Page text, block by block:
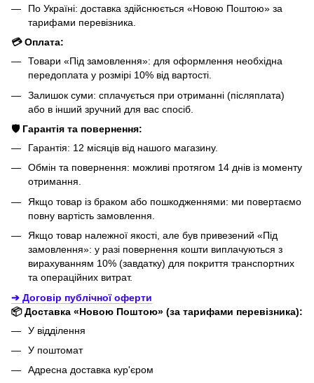
По Україні: доставка здійснюється «Новою Поштою» за
тарифами перевізника.
💳 Оплата:
Товари «Під замовлення»: для оформлення необхідна
передоплата у розмірі 10% від вартості.
Залишок суми: сплачується при отриманні (післяплата)
або в інший зручний для вас спосіб.
🛡️ Гарантія та повернення:
Гарантія: 12 місяців від нашого магазину.
Обмін та повернення: можливі протягом 14 днів із моменту
отримання.
Якщо товар із браком або пошкодженнями: ми повертаємо
повну вартість замовлення.
Якщо товар належної якості, але був привезений «Під
замовлення»: у разі повернення кошти виплачуються з
вирахуванням 10% (завдатку) для покриття транспортних
та операційних витрат.
➔ Договір публічної оферти
📦 Доставка «Новою Поштою» (за тарифами перевізника):
У відділення
У поштомат
Адресна доставка кур'єром